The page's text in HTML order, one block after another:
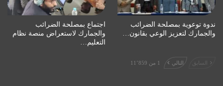
ندوة توعوية بمصلحة الضرائب
والجمارك لتعزيز الوعي بقانون…
اجتماع بمصلحة الضرائب
والجمارك لاستعراض منصة نظام
التعليم…
السابق التالي 1 من 11٬859